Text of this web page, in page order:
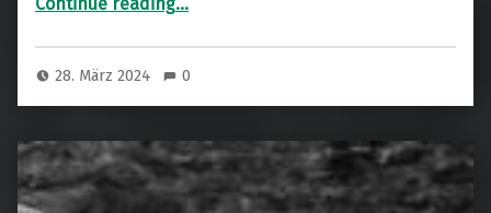
28. März 2024 0